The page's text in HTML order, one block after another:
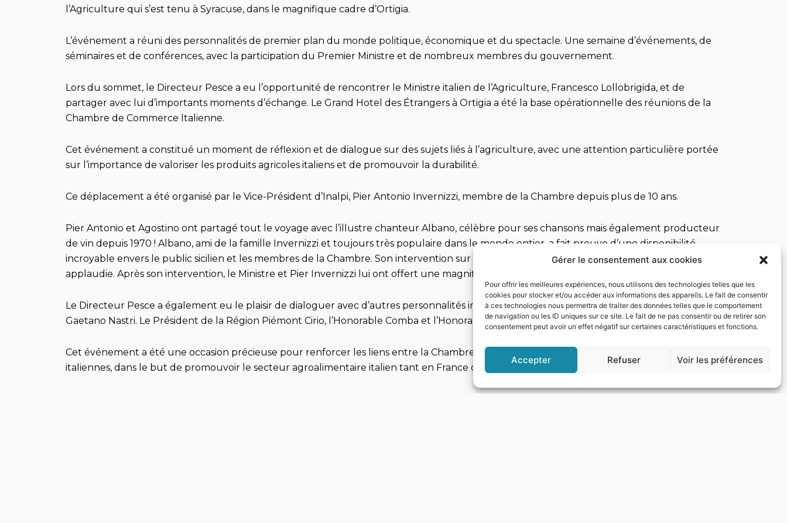
Gérer le consentement aux cookies
Pour offrir les meilleures expériences, nous utilisons des technologies telles que les
cookies pour stocker et/ou accéder aux informations des appareils. Le fait de consentir
à ces technologies nous permettra de traiter des données telles que le comportement
de navigation ou les ID uniques sur ce site. Le fait de ne pas consentir ou de retirer son
consentement peut avoir un effet négatif sur certaines caractéristiques et fonctions.
Accepter Refuser Voir les préférences
l’Agriculture qui s’est tenu à Syracuse, dans le magnifique cadre d’Ortigia.
L’événement a réuni des personnalités de premier plan du monde politique, économique et du spectacle. Une semaine d’événements, de
séminaires et de conférences, avec la participation du Premier Ministre et de nombreux membres du gouvernement.
Lors du sommet, le Directeur Pesce a eu l’opportunité de rencontrer le Ministre italien de l’Agriculture, Francesco Lollobrigida, et de
partager avec lui d’importants moments d’échange. Le Grand Hotel des Étrangers à Ortigia a été la base opérationnelle des réunions de la
Chambre de Commerce Italienne.
Cet événement a constitué un moment de réflexion et de dialogue sur des sujets liés à l’agriculture, avec une attention particulière portée
sur l’importance de valoriser les produits agricoles italiens et de promouvoir la durabilité.
Ce déplacement a été organisé par le Vice-Président d’Inalpi, Pier Antonio Invernizzi, membre de la Chambre depuis plus de 10 ans.
Pier Antonio et Agostino ont partagé tout le voyage avec l’illustre chanteur Albano, célèbre pour ses chansons mais également producteur
de vin depuis 1970 ! Albano, ami de la famille Invernizzi et toujours très populaire dans le monde entier, a fait preuve d’une disponibilité
incroyable envers le public sicilien et les membres de la Chambre. Son intervention sur la qualité des produits alimentaires a été très
applaudie. Après son intervention, le Ministre et Pier Invernizzi lui ont offert une magnifique plaque.
Le Directeur Pesce a également eu le plaisir de dialoguer avec d’autres personnalités importantes présentes, dont le Questeur du Sénat,
Gaetano Nastri. Le Président de la Région Piémont Cirio, l’Honorable Comba et l’Honorable Bergesio, pour n’en citer que quelques-uns.
Cet événement a été une occasion précieuse pour renforcer les liens entre la Chambre de Commerce Italienne de Nice et les institutions
italiennes, dans le but de promouvoir le secteur agroalimentaire italien tant en France qu’à l’international.